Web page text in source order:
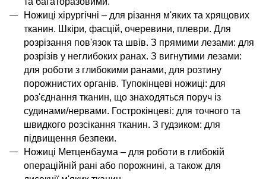
Ножиці хірургічні – для різання м'яких та хрящових
тканин. Шкіри, фасцій, очеревини, плеври. Для
розрізання пов'язок та швів. З прямими лезами: для
розрізів у неглибоких ранах. З вигнутими лезами:
для роботи з глибокими ранами, для розтину
порожнистих органів. Тупокінцеві ножиці: для
роз'єднання тканин, що знаходяться поруч із
судинами/нервами. Гострокінцеві: для точного та
швидкого розсікання тканин. З гудзиком: для
підвищення безпеки.
Ножиці Метценбаума – для роботи в глибокій
операційній рані або порожнині, а також для